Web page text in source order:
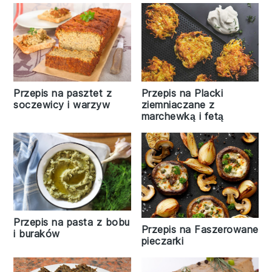
Przepis na pasztet z
soczewicy i warzyw
Przepis na Placki
ziemniaczane z
marchewką i fetą
Przepis na pasta z bobu
i buraków
Przepis na Faszerowane
pieczarki